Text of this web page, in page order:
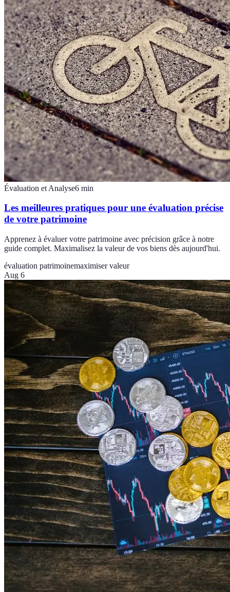
Évaluation et Analyse6 min
Les meilleures pratiques pour une évaluation précise
de votre patrimoine
Apprenez à évaluer votre patrimoine avec précision grâce à notre
guide complet. Maximalisez la valeur de vos biens dès aujourd'hui.
évaluation patrimoinemaximiser valeur
Aug 6